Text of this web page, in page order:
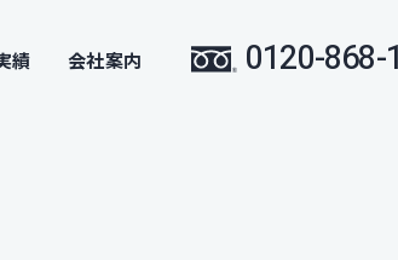
績 会社案内 0120-868-